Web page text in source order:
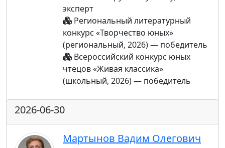
эксперт
Региональный литературный
конкурс «Творчество юных»
(региональный, 2026) — победитель
Всероссийский конкурс юных
чтецов «Живая классика»
(школьный, 2026) — победитель
2026-06-30
Мартынов Вадим Олегович